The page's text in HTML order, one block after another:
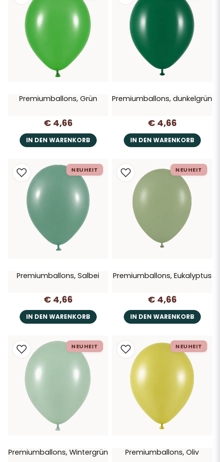
Premiumballons, Grün
€ 4,66
IN DEN WARENKORB
Premiumballons, dunkelgrün
€ 4,66
IN DEN WARENKORB
Premiumballons, Salbei
€ 4,66
IN DEN WARENKORB
NEUHEIT
Premiumballons, Eukalyptus
€ 4,66
IN DEN WARENKORB
NEUHEIT
Premiumballons, Wintergrün
NEUHEIT
Premiumballons, Oliv
NEUHEIT